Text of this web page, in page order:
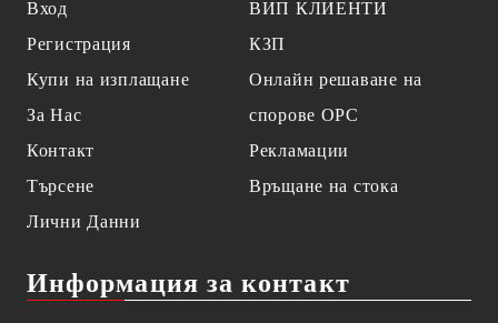
Вход
Регистрация
Купи на изплащане
За Нас
Контакт
Търсене
Лични Данни
ВИП КЛИЕНТИ
КЗП
Онлайн решаване на
спорове OPC
Рекламации
Връщане на стока
Информация за контакт